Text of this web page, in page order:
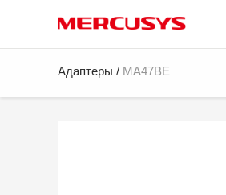
Адаптеры / MA47BE